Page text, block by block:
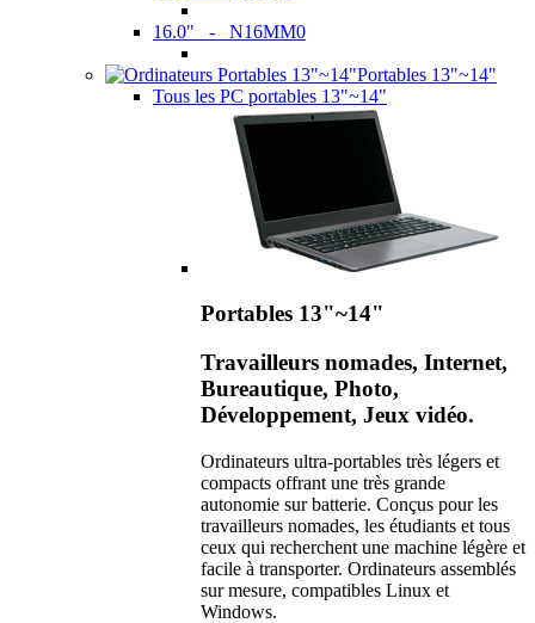
16.0" - N16MM0
Portables 13"~14"
Tous les PC portables 13"~14"
Portables 13"~14"
Travailleurs nomades, Internet,
Bureautique, Photo,
Développement, Jeux vidéo.
Ordinateurs ultra-portables très légers et
compacts offrant une très grande
autonomie sur batterie. Conçus pour les
travailleurs nomades, les étudiants et tous
ceux qui recherchent une machine légère et
facile à transporter. Ordinateurs assemblés
sur mesure, compatibles Linux et
Windows.